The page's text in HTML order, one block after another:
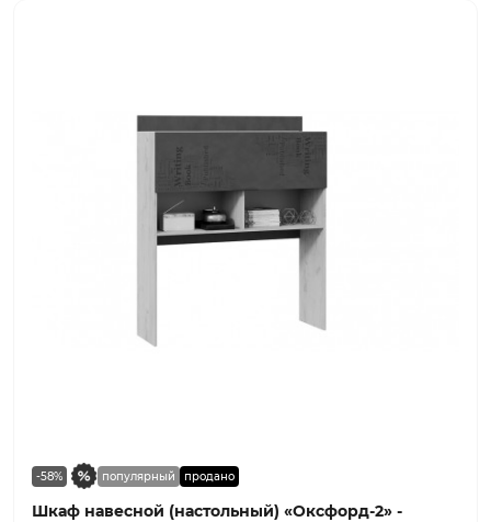
-58% популярный продано
Шкаф навесной (настольный) «Оксфорд-2» -